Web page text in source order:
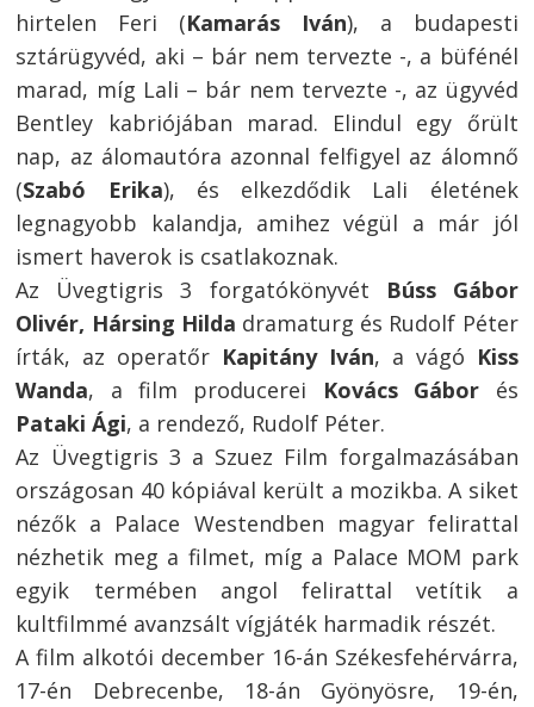
hirtelen Feri (Kamarás Iván), a budapesti
sztárügyvéd, aki – bár nem tervezte -, a büfénél
marad, míg Lali – bár nem tervezte -, az ügyvéd
Bentley kabriójában marad. Elindul egy őrült
nap, az álomautóra azonnal felfigyel az álomnő
(Szabó Erika), és elkezdődik Lali életének
legnagyobb kalandja, amihez végül a már jól
ismert haverok is csatlakoznak.
Az Üvegtigris 3 forgatókönyvét
Búss Gábor
Olivér, Hársing Hilda dramaturg és Rudolf Péter
írták, az operatőr Kapitány Iván, a vágó Kiss
Wanda, a film producerei Kovács Gábor és
Pataki Ági, a rendező, Rudolf Péter.
Az Üvegtigris 3 a Szuez Film forgalmazásában
országosan 40 kópiával került a mozikba. A siket
nézők a Palace Westendben magyar felirattal
nézhetik meg a filmet, míg a Palace MOM park
egyik termében angol felirattal vetítik a
kultfilmmé avanzsált vígjáték harmadik részét.
A film alkotói december 16-án Székesfehérvárra,
17-én Debrecenbe, 18-án Gyönyösre, 19-én,
Bejegyzés
navigáció